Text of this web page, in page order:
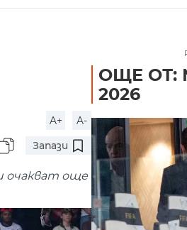
A+
A-
Запази
очакват още
ОЩЕ ОТ:
2026